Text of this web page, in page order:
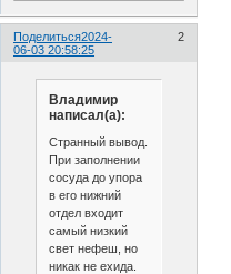
Поделиться 2
2024-
06-03 20:58:25
Владимир
написал(а):
Странный вывод.
При заполнении
сосуда до упора
в его нижний
отдел входит
самый низкий
свет нефеш, но
никак не ехида.